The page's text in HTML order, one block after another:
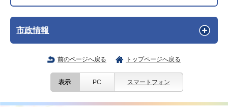
市政情報
前のページへ戻る トップページへ戻る
表示 PC スマートフォン